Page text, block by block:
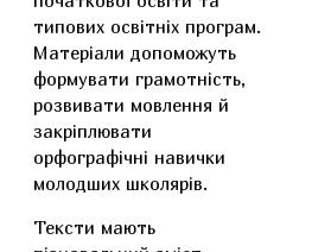
типових освітніх програм.
Матеріали допоможуть
формувати грамотність,
розвивати мовлення й
закріплювати
орфографічні навички
молодших школярів.
Тексти мають